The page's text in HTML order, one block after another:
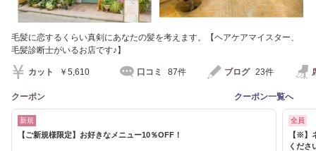
毛髪に恋するくらい真剣にあなたの髪を考えます。【ヘアケアマイスター、
毛髪診断士がいるお店です♪】
カット ￥5,610 口コミ 87件 ブログ 23件
クーポン クーポン一覧へ
新規
【ご新規様限定】お好きなメニュー10％OFF！
全員
【※】
くださ